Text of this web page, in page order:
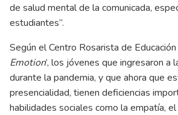
de salud mental de la comunicada,
estudiantes”.
Según el Centro Rosarista de Educación
Emotion’, los jóvenes que ingresaron a
durante la pandemia, y que ahora que
presencialidad, tienen deficiencias
habilidades sociales como la empatía,